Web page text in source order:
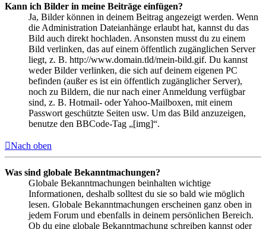
Kann ich Bilder in meine Beiträge einfügen?
Ja, Bilder können in deinem Beitrag angezeigt werden. Wenn
die Administration Dateianhänge erlaubt hat, kannst du das
Bild auch direkt hochladen. Ansonsten musst du zu einem
Bild verlinken, das auf einem öffentlich zugänglichen Server
liegt, z. B. http://www.domain.tld/mein-bild.gif. Du kannst
weder Bilder verlinken, die sich auf deinem eigenen PC
befinden (außer es ist ein öffentlich zugänglicher Server),
noch zu Bildern, die nur nach einer Anmeldung verfügbar
sind, z. B. Hotmail- oder Yahoo-Mailboxen, mit einem
Passwort geschützte Seiten usw. Um das Bild anzuzeigen,
benutze den BBCode-Tag „[img]“.
Nach oben
Was sind globale Bekanntmachungen?
Globale Bekanntmachungen beinhalten wichtige
Informationen, deshalb solltest du sie so bald wie möglich
lesen. Globale Bekanntmachungen erscheinen ganz oben in
jedem Forum und ebenfalls in deinem persönlichen Bereich.
Ob du eine globale Bekanntmachung schreiben kannst oder